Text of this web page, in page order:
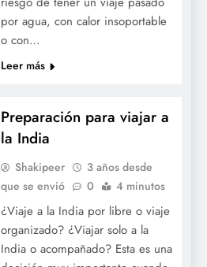
por agua, con calor insoportable
o con…
Leer más
Preparación para viajar a
la India
Shakipeer
3 años desde
que se envió
0 4 minutos
¿Viaje a la India por libre o viaje
organizado? ¿Viajar solo a la
India o acompañado? Esta es una